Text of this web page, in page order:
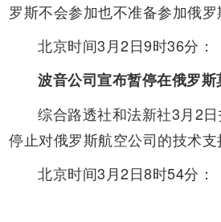
罗斯不会参加也不准备参加俄罗
北京时间3月2日9时36分：
波音公司宣布暂停在俄罗
综合路透社和法新社3月2
停止对俄罗斯航空公司的技术支
北京时间3月2日8时54分：